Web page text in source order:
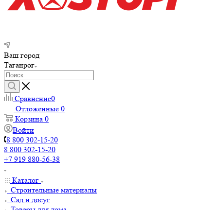
Ваш город
Таганрог
Сравнение0
Отложенные 0
Корзина 0
Войти
8 800 302-15-20
8 800 302-15-20
+7 919 880-56-38
Каталог
Строительные материалы
Сад и досуг